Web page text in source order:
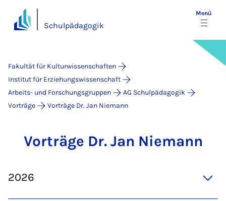
Schulpädagogik
Menü
Fakultät für Kulturwissenschaften
Institut für Erziehungswissenschaft
Arbeits- und Forschungsgruppen
AG Schulpädagogik
Vorträge
Vorträge Dr. Jan Niemann
Vor­trä­ge Dr. Jan Nie­mann
2026